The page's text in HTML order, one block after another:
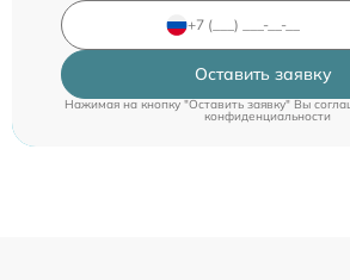
Оставить заявку
Нажимая на кнопку "Оставить заявку" Вы
конфиденциальности